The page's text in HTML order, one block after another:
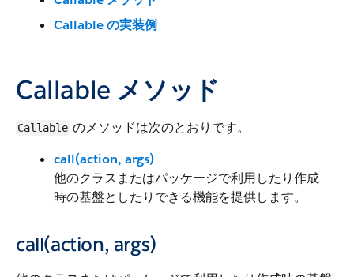
Callable の実装例
Callable メソッド
Callable のメソッドは次のとおりです。
call(action, args)
他のクラスまたはパッケージで利用したり作成
時の基盤としたりできる機能を提供します。
call(action, args)